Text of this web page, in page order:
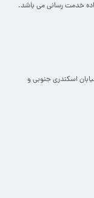
خدمت رسانی می باشد.
اسکندری جنوبی و